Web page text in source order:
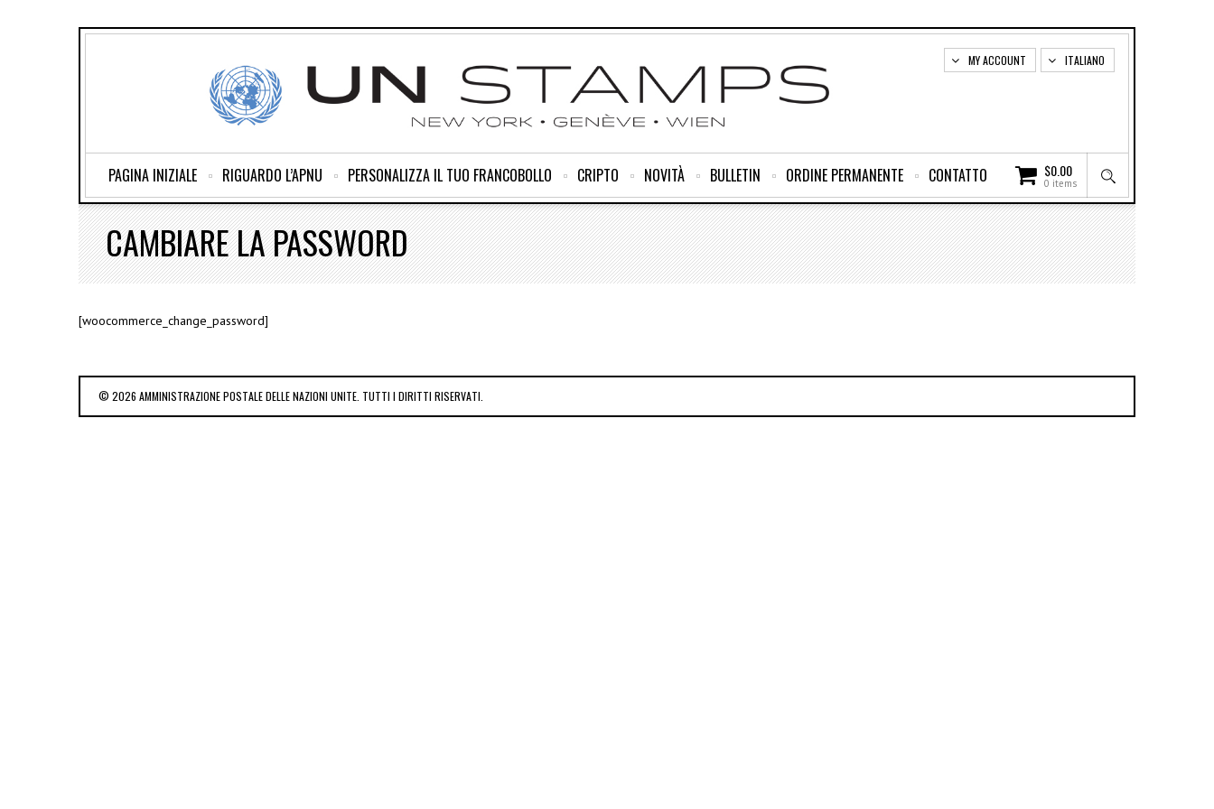
ITALIANO
MY ACCOUNT
$0.00
0 items
PAGINA INIZIALE RIGUARDO L’APNU PERSONALIZZA IL TUO FRANCOBOLLO CRIPTO NOVITÀ BULLETIN ORDINE PERMANENTE CONTATTO
CAMBIARE LA PASSWORD
[woocommerce_change_password]
© 2026 AMMINISTRAZIONE POSTALE DELLE NAZIONI UNITE. TUTTI I DIRITTI RISERVATI.